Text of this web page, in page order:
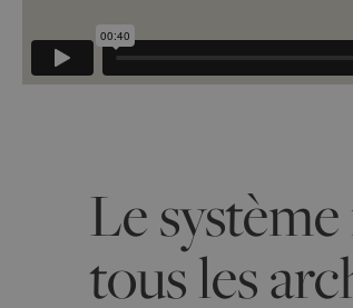
Le
tous les